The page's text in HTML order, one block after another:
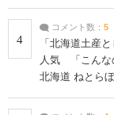
4
コメント数： 5
「北海道土産
人気 「こんな
北海道 ねとら